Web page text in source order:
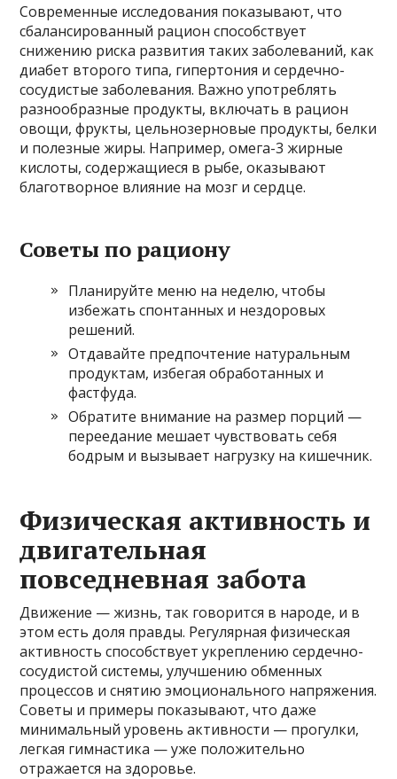
Современные исследования показывают, что
сбалансированный рацион способствует
снижению риска развития таких заболеваний, как
диабет второго типа, гипертония и сердечно-
сосудистые заболевания. Важно употреблять
разнообразные продукты, включать в рацион
овощи, фрукты, цельнозерновые продукты, белки
и полезные жиры. Например, омега-3 жирные
кислоты, содержащиеся в рыбе, оказывают
благотворное влияние на мозг и сердце.
Советы по рациону
Планируйте меню на неделю, чтобы
избежать спонтанных и нездоровых
решений.
Отдавайте предпочтение натуральным
продуктам, избегая обработанных и
фастфуда.
Обратите внимание на размер порций —
переедание мешает чувствовать себя
бодрым и вызывает нагрузку на кишечник.
Физическая активность и
двигательная
повседневная забота
Движение — жизнь, так говорится в народе, и в
этом есть доля правды. Регулярная физическая
активность способствует укреплению сердечно-
сосудистой системы, улучшению обменных
процессов и снятию эмоционального напряжения.
Советы и примеры показывают, что даже
минимальный уровень активности — прогулки,
легкая гимнастика — уже положительно
отражается на здоровье.